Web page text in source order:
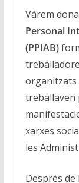
Vàrem
Personal
(PPIAB)
organitzats
treballaven
xarxes
les
Després